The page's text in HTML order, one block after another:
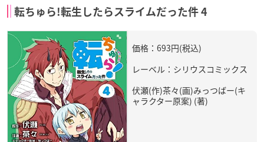
転ちゅら!転生したらスライムだった件 4
価格：693円(税込)
レーベル：シリウスコミックス
伏瀬(作)茶々(画)みっつばー(キ
ャラクター原案) (著)